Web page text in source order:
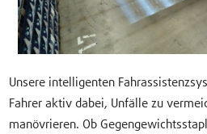
Unsere intelligenten
Fahrer aktiv dabei, Unfälle zu
manövrieren. Ob